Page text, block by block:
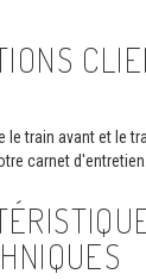
le train avant et le
carnet d'entretien.